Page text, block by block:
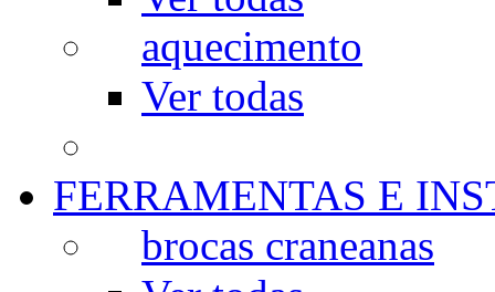
aquecimento
Ver todas
FERRAMENTAS E
brocas craneanas